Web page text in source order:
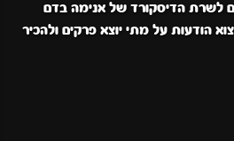
לשרת הדיסקורד של אנימה בדם
הודעות על מתי יוצא פרקים ולהכיר